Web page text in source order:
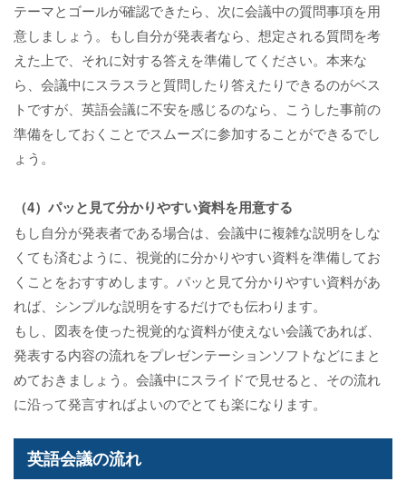
テーマとゴールが確認できたら、次に会議中の質問事項を用
意しましょう。もし自分が発表者なら、想定される質問を考
えた上で、それに対する答えを準備してください。本来な
ら、会議中にスラスラと質問したり答えたりできるのがベス
トですが、英語会議に不安を感じるのなら、こうした事前の
準備をしておくことでスムーズに参加することができるでし
ょう。
（4）パッと見て分かりやすい資料を用意する
もし自分が発表者である場合は、会議中に複雑な説明をしな
くても済むように、視覚的に分かりやすい資料を準備してお
くことをおすすめします。パッと見て分かりやすい資料があ
れば、シンプルな説明をするだけでも伝わります。
もし、図表を使った視覚的な資料が使えない会議であれば、
発表する内容の流れをプレゼンテーションソフトなどにまと
めておきましょう。会議中にスライドで見せると、その流れ
に沿って発言すればよいのでとても楽になります。
英語会議の流れ